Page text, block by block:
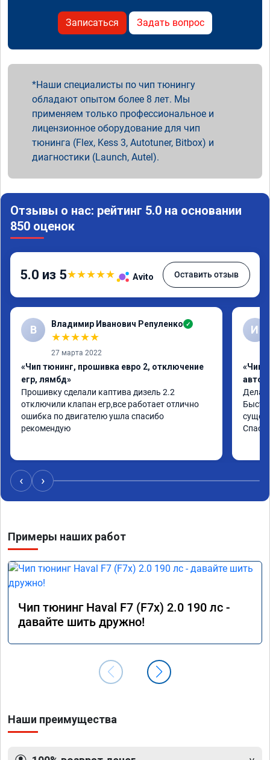
Записаться Задать вопрос
Наши специалисты по чип тюнингу
обладают опытом более 8 лет. Мы
применяем только профессиональное и
лицензионное оборудование для чип
тюнинга (Flex, Kess 3, Autotuner, Bitbox) и
диагностики (Launch, Autel).
Отзывы о нас: рейтинг 5.0 на основании
850 оценок
5.0 из 5★★★★★ Avito Оставить отзыв
В Владимир Иванович Репуленко ✓
★★★★★
27 марта 2022
«Чип тюнинг, прошивка евро 2, отключение
егр, лямбд»
Прошивку сделали каптива дизель 2.2
отключили клапан егр,все работает отлично
ошибка по двигателю ушла спасибо
рекомендую
И
«Чип
‹ ›
Примеры наших работ
Чип тюнинг Haval F7 (F7x) 2.0 190 лс -
давайте шить дружно!
Наши преимущества